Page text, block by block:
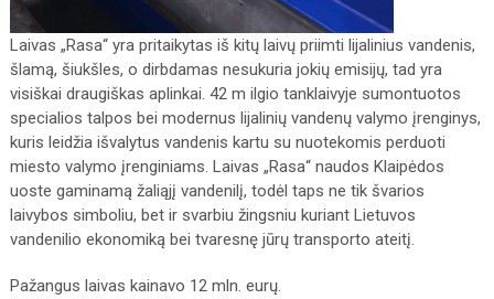
Laivas „Rasa“ yra pritaikytas iš kitų laivų priimti lijalinius vandenis,
šlamą, šiukšles, o dirbdamas nesukuria jokių emisijų, tad yra
visiškai draugiškas aplinkai. 42 m ilgio tanklaivyje sumontuotos
specialios talpos bei modernus lijalinių vandenų valymo įrenginys,
kuris leidžia išvalytus vandenis kartu su nuotekomis perduoti
miesto valymo įrenginiams. Laivas „Rasa“ naudos Klaipėdos
uoste gaminamą žaliąjį vandenilį, todėl taps ne tik švarios
laivybos simboliu, bet ir svarbiu žingsniu kuriant Lietuvos
vandenilio ekonomiką bei tvaresnę jūrų transporto ateitį.
Pažangus laivas kainavo 12 mln. eurų.